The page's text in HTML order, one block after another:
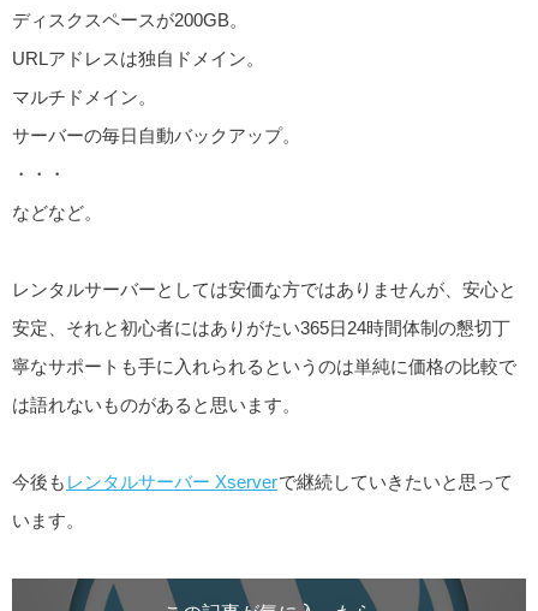
ディスクスペースが200GB。
URLアドレスは独自ドメイン。
マルチドメイン。
サーバーの毎日自動バックアップ。
・・・
などなど。
レンタルサーバーとしては安価な方ではありませんが、安心と
安定、それと初心者にはありがたい365日24時間体制の懇切丁
寧なサポートも手に入れられるというのは単純に価格の比較で
は語れないものがあると思います。
今後も レンタルサーバー Xserverで継続していきたいと思って
います。